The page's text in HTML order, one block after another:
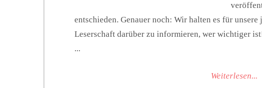
entschieden. Genauer noch: Wir halten es für
Leserschaft darüber zu informieren, wer wichtiger
...
Weiterlesen...